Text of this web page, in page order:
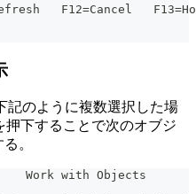
F12=Cancel
記のように複数選択した場
押下することで次のオブジ
。
Work with Objects